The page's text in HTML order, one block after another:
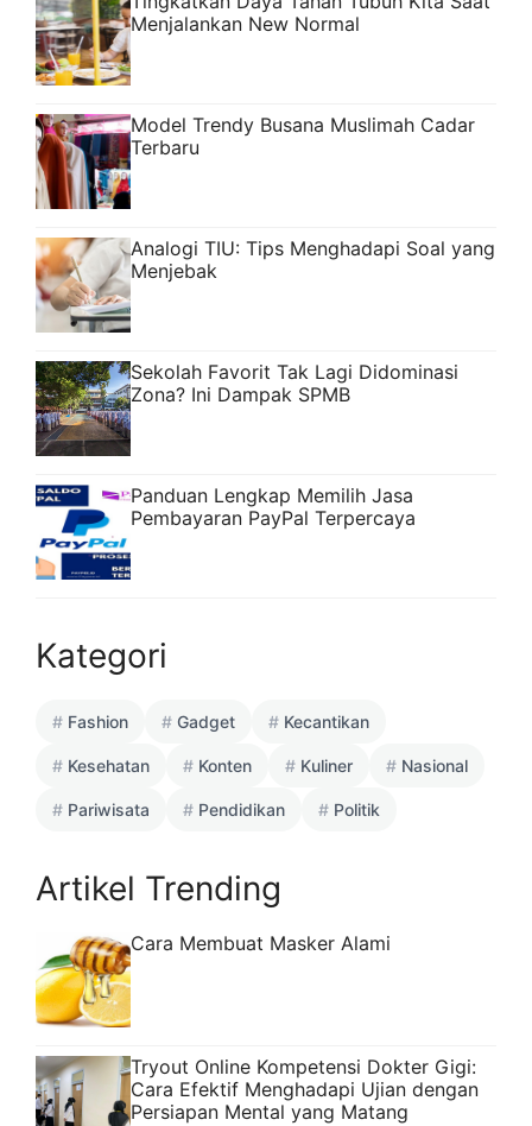
Menjalankan New Normal
Model Trendy Busana Muslimah Cadar
Terbaru
Analogi TIU: Tips Menghadapi Soal yang
Menjebak
Sekolah Favorit Tak Lagi Didominasi
Zona? Ini Dampak SPMB
Panduan Lengkap Memilih Jasa
Pembayaran PayPal Terpercaya
Kategori
Fashion Gadget Kecantikan
Kesehatan Konten Kuliner Nasional
Pariwisata Pendidikan Politik
Artikel Trending
Cara Membuat Masker Alami
Tryout Online Kompetensi Dokter Gigi:
Cara Efektif Menghadapi Ujian dengan
Persiapan Mental yang Matang